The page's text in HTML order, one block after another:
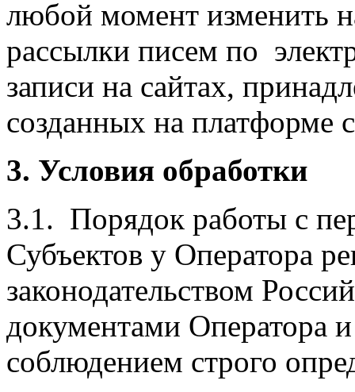
любой момент изменить
рассылки писем по
записи на сайтах,
созданных на платформе
3. Условия обработки
3.1. Порядок работы с
Субъектов у Оператора
законодательством
документами Оператора
соблюдением строго